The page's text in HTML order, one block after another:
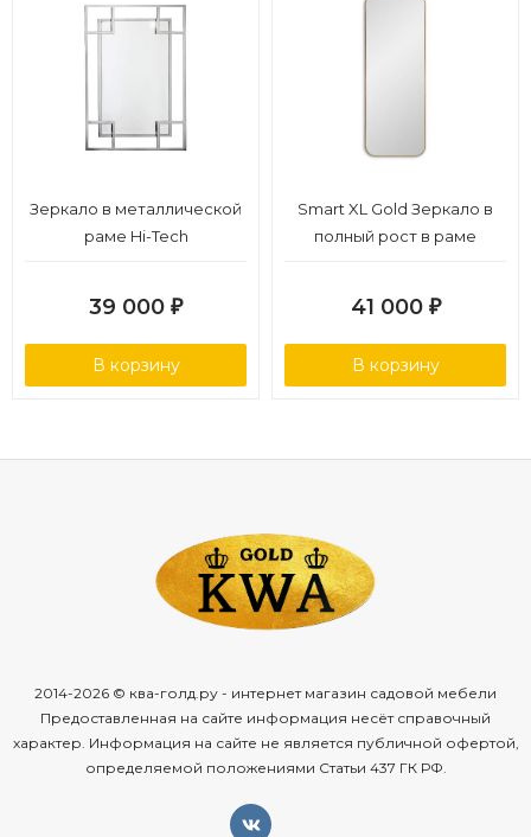
Зеркало в металлической
раме Hi-Tech
39 000 ₽
В корзину
Smart XL Gold Зеркало в
полный рост в раме
41 000 ₽
В корзину
2014-2026 © ква-голд.ру - интернет магазин садовой мебели
Предоставленная на сайте информация несёт справочный
характер. Информация на сайте не является публичной офертой,
определяемой положениями Статьи 437 ГК РФ.